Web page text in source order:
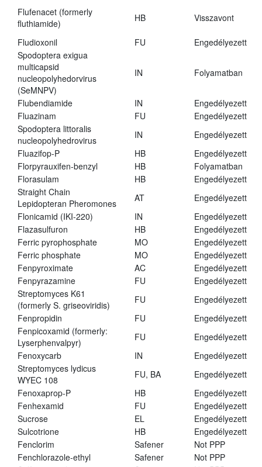
Flufenacet (formerly
fluthiamide)
HB Visszavont
Fludioxonil FU
Engedélyezett
Spodoptera exigua
multicapsid
nucleopolyhedorvirus
(SeMNPV)
IN Folyamatban
Flubendiamide IN
Engedélyezett
Fluazinam
FU
Engedélyezett
Spodoptera littoralis
nucleopolyhedrovirus
IN
Engedélyezett
Fluazifop-P
HB
Engedélyezett
Florpyrauxifen-benzyl
HB
Folyamatban
Florasulam
HB
Engedélyezett
Straight Chain
Lepidopteran Pheromones
AT
Engedélyezett
Flonicamid (IKI-220)
IN
Engedélyezett
Flazasulfuron
HB
Engedélyezett
Ferric pyrophosphate
MO
Engedélyezett
Ferric phosphate
MO
Engedélyezett
Fenpyroximate
AC
Engedélyezett
Fenpyrazamine
FU
Engedélyezett
Streptomyces K61
(formerly S. griseoviridis)
FU
Engedélyezett
Fenpropidin
FU
Engedélyezett
Fenpicoxamid (formerly:
Lyserphenvalpyr)
FU
Engedélyezett
Fenoxycarb
IN
Engedélyezett
Streptomyces lydicus
WYEC 108
FU, BA
Engedélyezett
Fenoxaprop-P
HB
Engedélyezett
Fenhexamid
FU
Engedélyezett
Sucrose
EL
Engedélyezett
Sulcotrione
HB
Engedélyezett
Fenclorim
Safener
Not PPP
Fenchlorazole-ethyl
Safener
Not PPP